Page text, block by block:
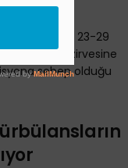
tarafından 23-29
iklim zirvesine
sebep olduğu